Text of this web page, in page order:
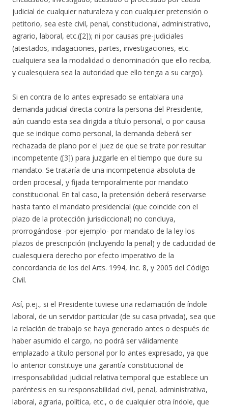
judicial de cualquier naturaleza y con cualquier pretensión o
petitorio, sea este civil, penal, constitucional, administrativo,
agrario, laboral, etc.([2]); ni por causas pre-judiciales
(atestados, indagaciones, partes, investigaciones, etc.
cualquiera sea la modalidad o denominación que ello reciba,
y cualesquiera sea la autoridad que ello tenga a su cargo).
Si en contra de lo antes expresado se entablara una
demanda judicial directa contra la persona del Presidente,
aún cuando esta sea dirigida a título personal, o por causa
que se indique como personal, la demanda deberá ser
rechazada de plano por el juez de que se trate por resultar
incompetente ([3]) para juzgarle en el tiempo que dure su
mandato. Se trataría de una incompetencia absoluta de
orden procesal, y fijada temporalmente por mandato
constitucional. En tal caso, la pretensión deberá reservarse
hasta tanto el mandato presidencial (que coincide con el
plazo de la protección jurisdiccional) no concluya,
prorrogándose -por ejemplo- por mandato de la ley los
plazos de prescripción (incluyendo la penal) y de caducidad de
cualesquiera derecho por efecto imperativo de la
concordancia de los del Arts. 1994, Inc. 8, y 2005 del Código
Civil.
Así, p.ej., si el Presidente tuviese una reclamación de índole
laboral, de un servidor particular (de su casa privada), sea que
la relación de trabajo se haya generado antes o después de
haber asumido el cargo, no podrá ser válidamente
emplazado a título personal por lo antes expresado, ya que
lo anterior constituye una garantía constitucional de
irresponsabilidad judicial relativa temporal que establece un
paréntesis en su responsabilidad civil, penal, administrativa,
laboral, agraria, política, etc., o de cualquier otra índole, que